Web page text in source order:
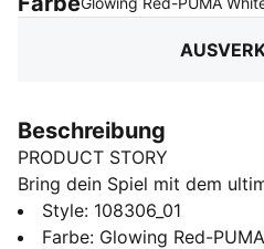
Beschreibung
PRODUCT STORY
Bring dein Spiel mit dem
das nächste Level. Mit einem
für unübertroffenen Touch
Style: 108306_01
Farbe: Glowing Red-